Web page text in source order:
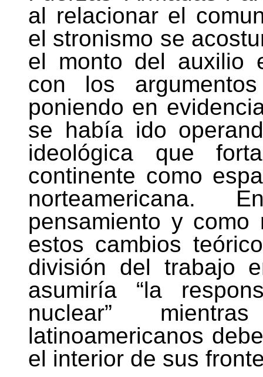
al relacionar el
el stronismo se
el monto del auxilio
con los
poniendo en
se había ido
ideológica que
continente como
pensamiento y como
estos cambios
división del trabajo
asumiría “la
nuclear”
latinoamericanos
el interior de sus